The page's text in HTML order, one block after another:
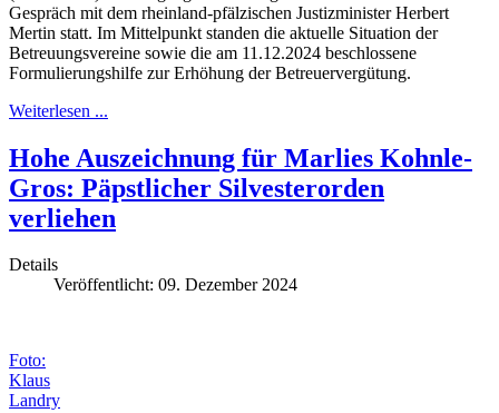
Gespräch mit dem rheinland-pfälzischen Justizminister Herbert
Mertin statt. Im Mittelpunkt standen die aktuelle Situation der
Betreuungsvereine sowie die am 11.12.2024 beschlossene
Formulierungshilfe zur Erhöhung der Betreuervergütung.
Weiterlesen ...
Hohe Auszeichnung für Marlies Kohnle-
Gros: Päpstlicher Silvesterorden
verliehen
Details
Veröffentlicht: 09. Dezember 2024
Foto:
Klaus
Landry